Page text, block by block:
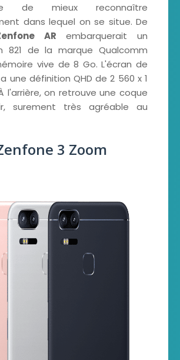
de mieux reconnaître
dans lequel on se situe. De
AR embarquerait un
821 de la marque Qualcomm
vive de 8 Go. L'écran de
une définition QHD de 2 560 x 1
l'arrière, on retrouve une coque
surement très agréable au
3 Zoom